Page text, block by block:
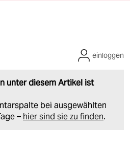
unter diesem Artikel ist
bei ausgewählten
– hier sind sie zu finden.
einloggen